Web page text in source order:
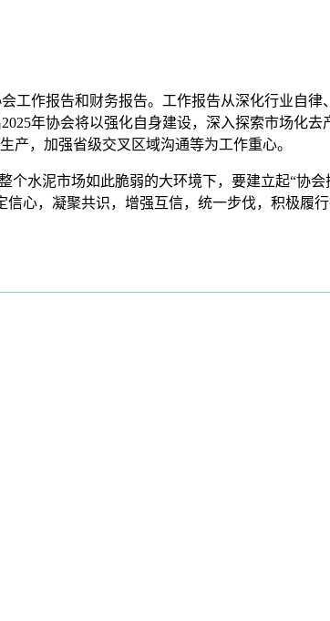
作报告和财务报告。工作报告从深化行业自律
年协会将以强化自身建设，深入探索市场化
产，加强省级交叉区域沟通等为工作重心。
水泥市场如此脆弱的大环境下，要建立起“协会
心，凝聚共识，增强互信，统一步伐，积极履